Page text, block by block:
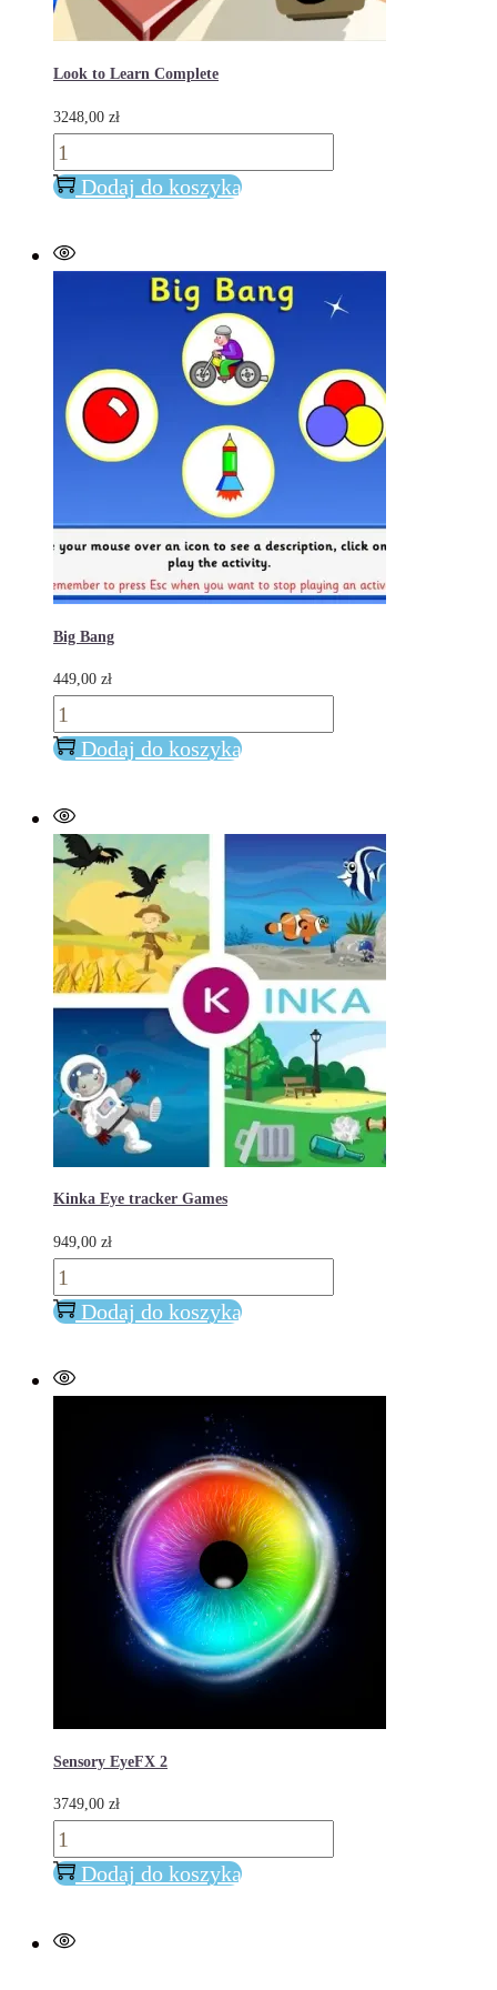
Look to Learn Complete
3248,00 zł
ilość
Look
Learn
Complete
Dodaj do koszyka
Big Bang
449,00 zł
ilość
BigDodaj do koszyka
Kinka Eye tracker Games
949,00 zł
ilość
Kinka
tracker
Games
Dodaj do koszyka
Sensory EyeFX 2
3749,00 zł
ilość
Sensory
2
Dodaj do koszyka